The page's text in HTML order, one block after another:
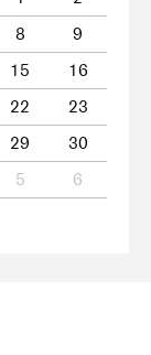
8
9
15
16
22
23
29
30
5 6